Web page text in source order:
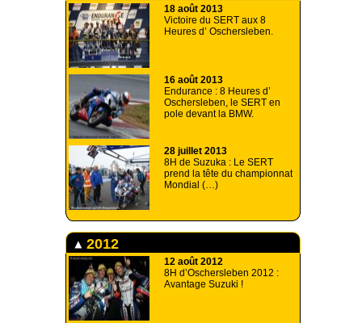
18 août 2013
Victoire du SERT aux 8
Heures d’ Oschersleben.
16 août 2013
Endurance : 8 Heures d’
Oschersleben, le SERT en
pole devant la BMW.
28 juillet 2013
8H de Suzuka : Le SERT
prend la tête du championnat
Mondial (…)
2012
12 août 2012
8H d’Oschersleben 2012 :
Avantage Suzuki !